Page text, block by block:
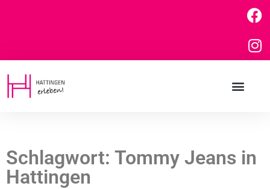
Schlagwort: Tommy Jeans in
Hattingen